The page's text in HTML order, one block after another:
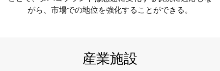
がら、市場での地位を強化することができる。
産業施設